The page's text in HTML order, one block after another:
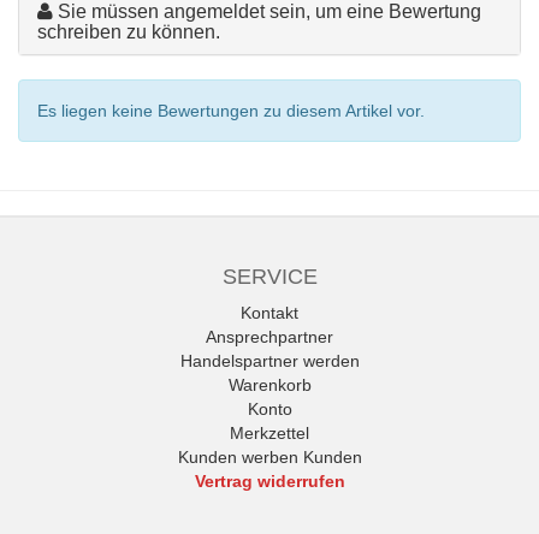
Sie müssen angemeldet sein, um eine Bewertung
schreiben zu können.
Es liegen keine Bewertungen zu diesem Artikel vor.
SERVICE
Kontakt
Ansprechpartner
Handelspartner werden
Warenkorb
Konto
Merkzettel
Kunden werben Kunden
Vertrag widerrufen